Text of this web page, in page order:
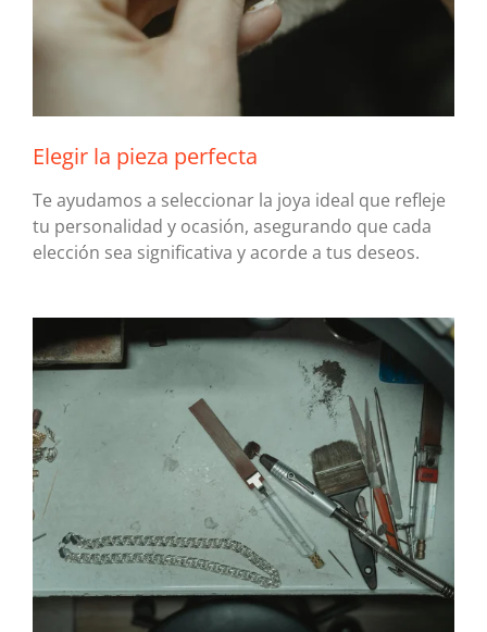
Elegir la pieza perfecta
Te ayudamos a seleccionar la joya ideal que refleje
tu personalidad y ocasión, asegurando que cada
elección sea significativa y acorde a tus deseos.